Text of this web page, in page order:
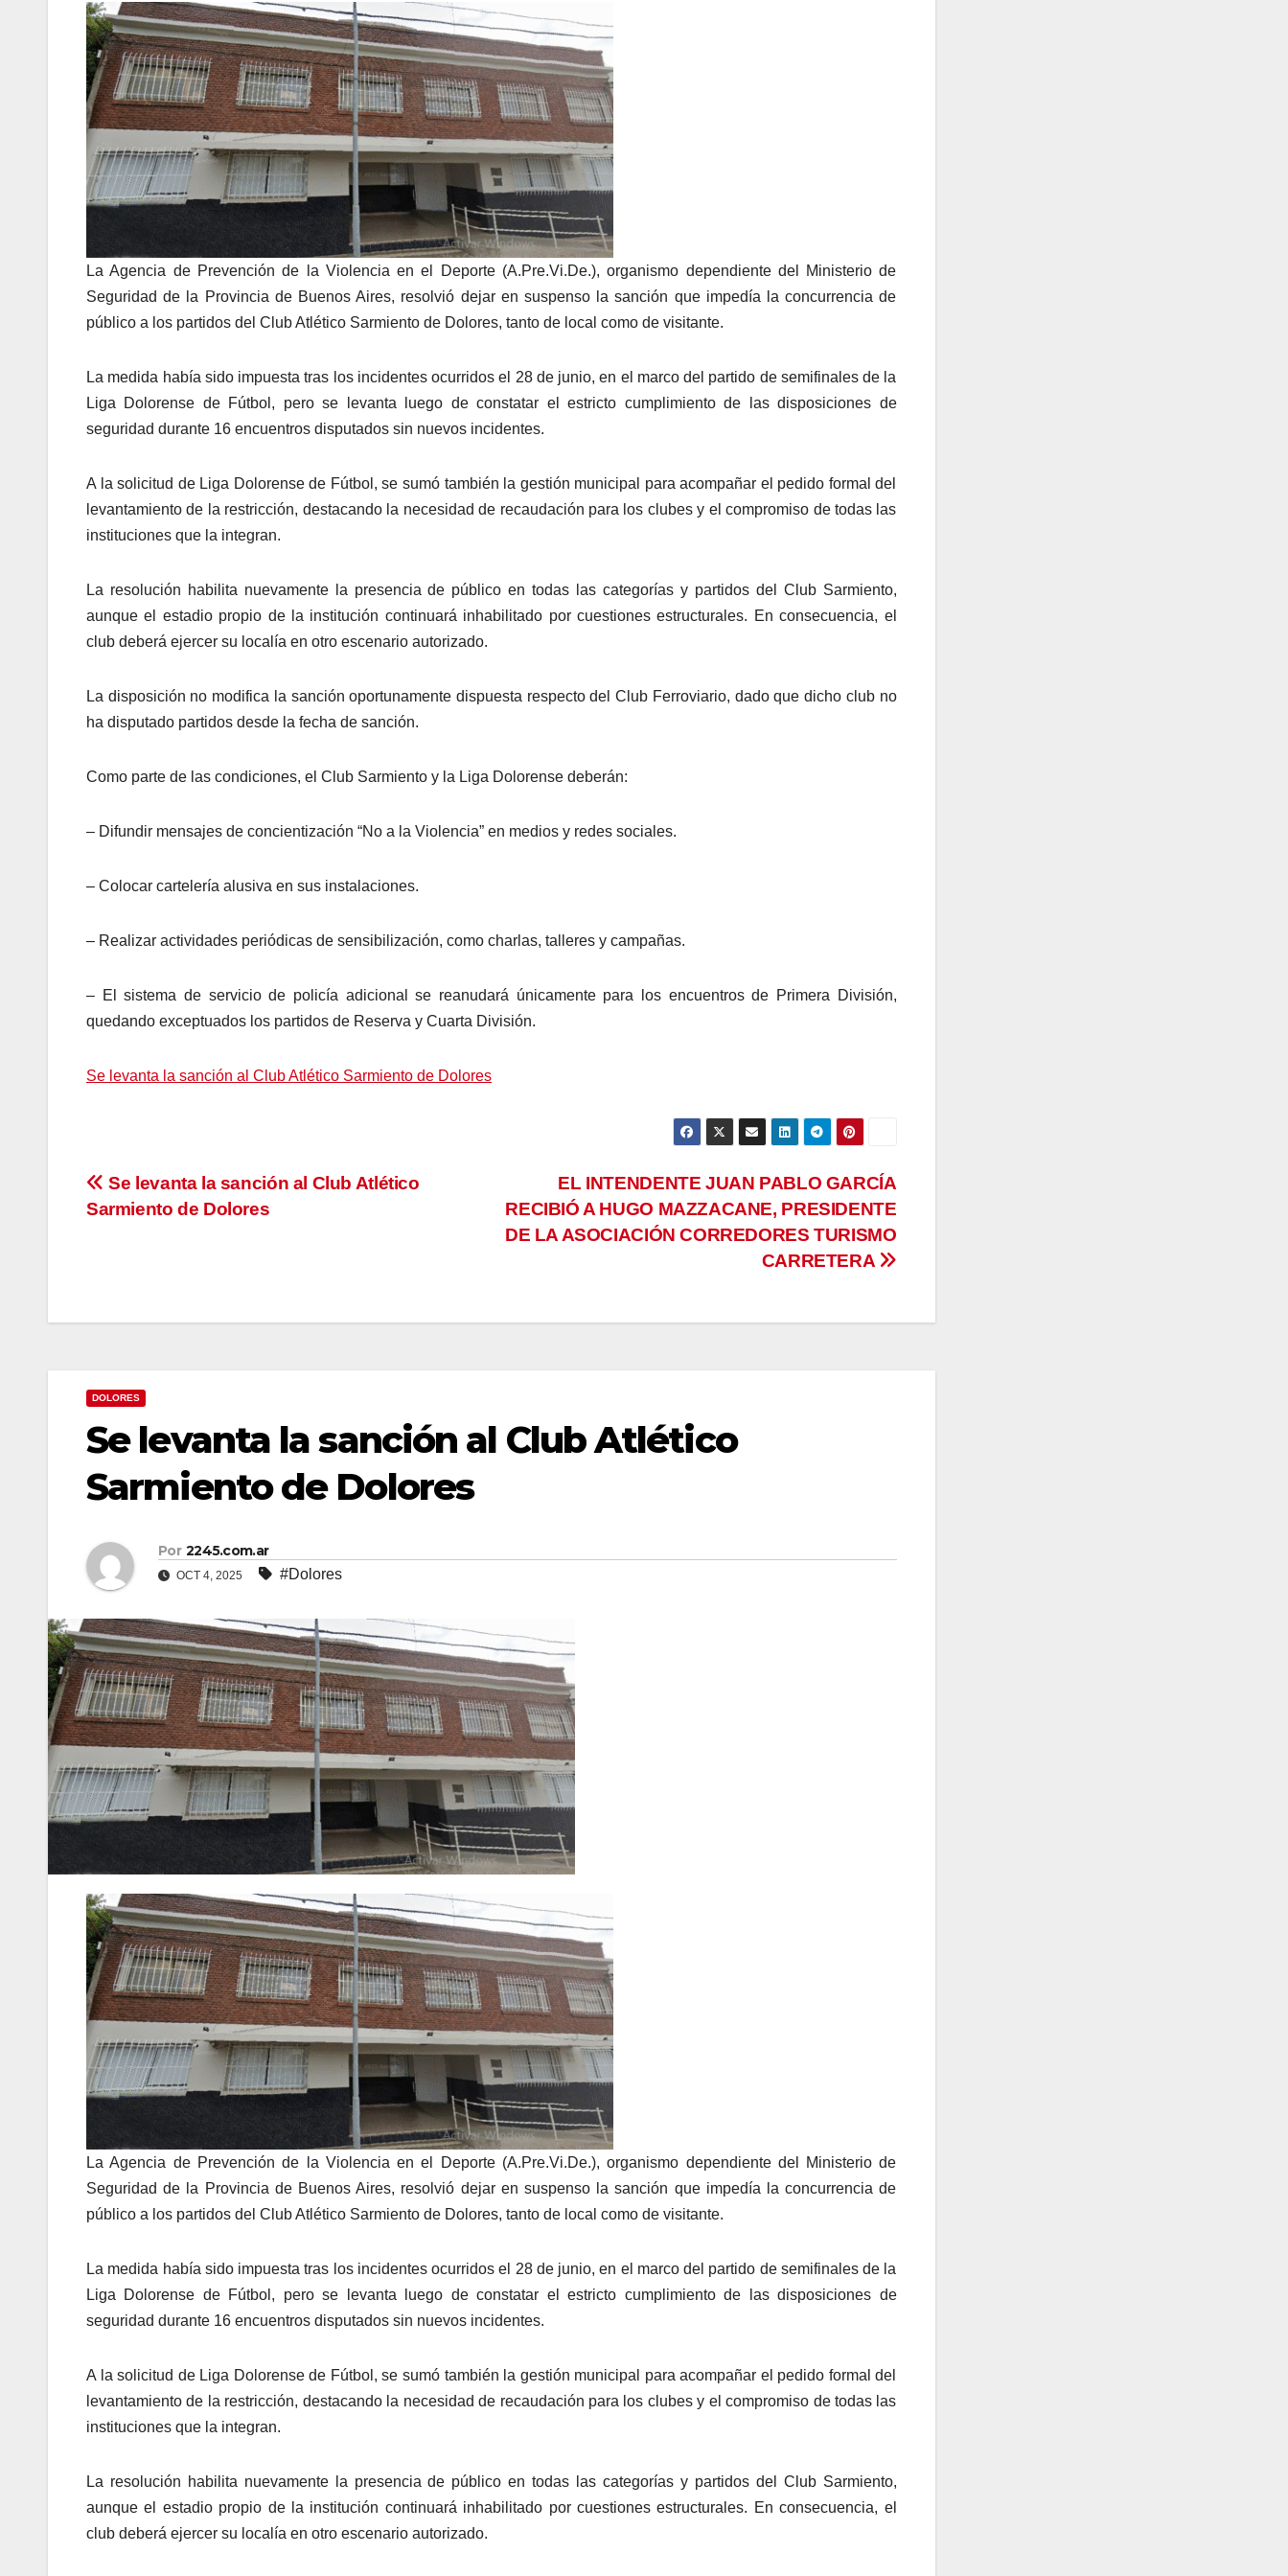
La Agencia de Prevención de la Violencia en el Deporte (A.Pre.Vi.De.), organismo dependiente del Ministerio de
Seguridad de la Provincia de Buenos Aires, resolvió dejar en suspenso la sanción que impedía la concurrencia de
público a los partidos del Club Atlético Sarmiento de Dolores, tanto de local como de visitante.
La medida había sido impuesta tras los incidentes ocurridos el 28 de junio, en el marco del partido de semifinales de la
Liga Dolorense de Fútbol, pero se levanta luego de constatar el estricto cumplimiento de las disposiciones de
seguridad durante 16 encuentros disputados sin nuevos incidentes.
A la solicitud de Liga Dolorense de Fútbol, se sumó también la gestión municipal para acompañar el pedido formal del
levantamiento de la restricción, destacando la necesidad de recaudación para los clubes y el compromiso de todas las
instituciones que la integran.
La resolución habilita nuevamente la presencia de público en todas las categorías y partidos del Club Sarmiento,
aunque el estadio propio de la institución continuará inhabilitado por cuestiones estructurales. En consecuencia, el
club deberá ejercer su localía en otro escenario autorizado.
La disposición no modifica la sanción oportunamente dispuesta respecto del Club Ferroviario, dado que dicho club no
ha disputado partidos desde la fecha de sanción.
Como parte de las condiciones, el Club Sarmiento y la Liga Dolorense deberán:
– Difundir mensajes de concientización “No a la Violencia” en medios y redes sociales.
– Colocar cartelería alusiva en sus instalaciones.
– Realizar actividades periódicas de sensibilización, como charlas, talleres y campañas.
– El sistema de servicio de policía adicional se reanudará únicamente para los encuentros de Primera División,
quedando exceptuados los partidos de Reserva y Cuarta División.
Se levanta la sanción al Club Atlético Sarmiento de Dolores
Navegación
EL INTENDENTE JUAN PABLO GARCÍA
RECIBIÓ A HUGO MAZZACANE, PRESIDENTE
DE LA ASOCIACIÓN CORREDORES TURISMO
CARRETERA
Se levanta la sanción al Club Atlético
Sarmiento de Dolores
DOLORES
Se levanta la sanción al Club Atlético
Sarmiento de Dolores
Por 2245.com.ar
OCT 4, 2025 #Dolores
La Agencia de Prevención de la Violencia en el Deporte (A.Pre.Vi.De.), organismo dependiente del Ministerio de
Seguridad de la Provincia de Buenos Aires, resolvió dejar en suspenso la sanción que impedía la concurrencia de
público a los partidos del Club Atlético Sarmiento de Dolores, tanto de local como de visitante.
La medida había sido impuesta tras los incidentes ocurridos el 28 de junio, en el marco del partido de semifinales de la
Liga Dolorense de Fútbol, pero se levanta luego de constatar el estricto cumplimiento de las disposiciones de
seguridad durante 16 encuentros disputados sin nuevos incidentes.
A la solicitud de Liga Dolorense de Fútbol, se sumó también la gestión municipal para acompañar el pedido formal del
levantamiento de la restricción, destacando la necesidad de recaudación para los clubes y el compromiso de todas las
instituciones que la integran.
La resolución habilita nuevamente la presencia de público en todas las categorías y partidos del Club Sarmiento,
aunque el estadio propio de la institución continuará inhabilitado por cuestiones estructurales. En consecuencia, el
club deberá ejercer su localía en otro escenario autorizado.